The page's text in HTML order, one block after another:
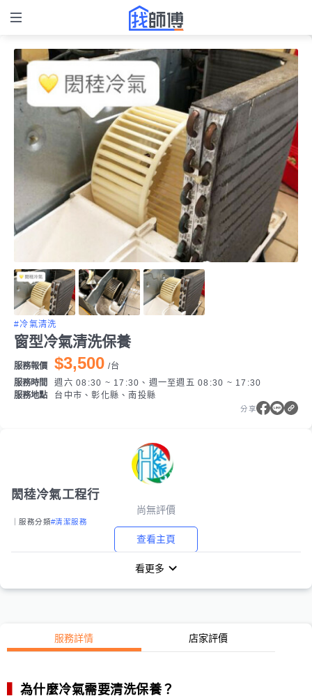
#冷氣清洗
窗型冷氣清洗保養
服務報價 $3,500 /台
服務時間
週六 08:30 ~ 17:30、週一至週五 08:30 ~ 17:30
服務地點
台中市、彰化縣、南投縣
分享
閎稑冷氣工程行
尚無評價
｜服務分類#清潔服務
查看主頁
看更多
服務詳情 店家評價
為什麼冷氣需要清洗保養？